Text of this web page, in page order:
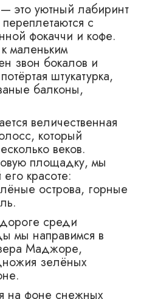
это уютный лабиринт
с
фокаччи и кофе.
маленьким
звон бокалов и
штукатурка,
балконы,
величественная
который
веков.
площадку, мы
красоте:
острова, горные
среди
мы направимся в
Маджоре,
зелёных
на фоне снежных